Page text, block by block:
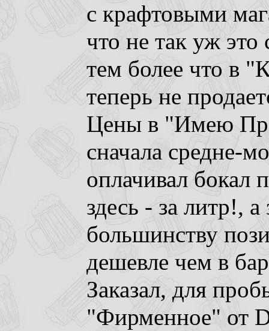
с крафтовыми
что не так уж это
тем более что в
теперь не
Цены в "Имею
сначала средне-
оплачивал бокал
здесь - за литр!,
большинству
дешевле чем в
Заказал, для
"Фирменное" от